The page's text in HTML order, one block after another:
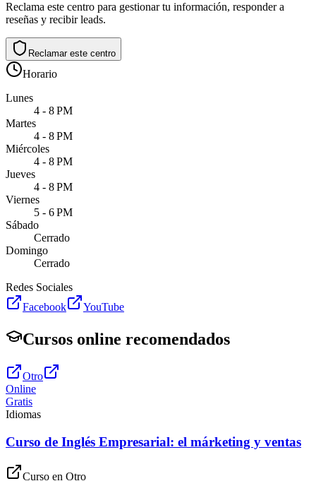
Reclama este centro para gestionar tu información, responder a
reseñas y recibir leads.
Reclamar este centro
Horario
Lunes
4 - 8 PM
Martes
4 - 8 PM
Miércoles
4 - 8 PM
Jueves
4 - 8 PM
Viernes
5 - 6 PM
Sábado
Cerrado
Domingo
Cerrado
Redes Sociales
Facebook
YouTube
Cursos online recomendados
Otro
Online
Gratis
Idiomas
Curso de Inglés Empresarial: el márketing y ventas
Curso en Otro